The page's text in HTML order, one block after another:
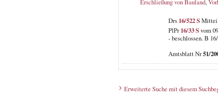
Erschließung von Bauland,
Drs 16/522 S
PlPr16/33 Svom
- beschlossen. B
Amtsblatt Nr51/
Erweiterte Suche mit diesem